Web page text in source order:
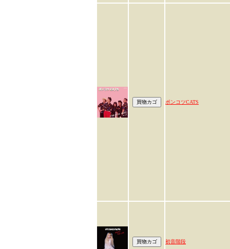
ポンコツCATS
初音階段